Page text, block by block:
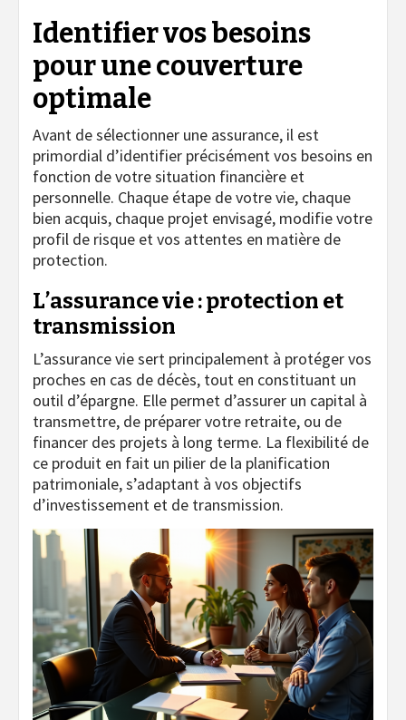
Identifier vos besoins
pour une couverture
optimale
Avant de sélectionner une assurance, il est
primordial d’identifier précisément vos besoins en
fonction de votre situation financière et
personnelle. Chaque étape de votre vie, chaque
bien acquis, chaque projet envisagé, modifie votre
profil de risque et vos attentes en matière de
protection.
L’assurance vie : protection et
transmission
L’assurance vie sert principalement à protéger vos
proches en cas de décès, tout en constituant un
outil d’épargne. Elle permet d’assurer un capital à
transmettre, de préparer votre retraite, ou de
financer des projets à long terme. La flexibilité de
ce produit en fait un pilier de la planification
patrimoniale, s’adaptant à vos objectifs
d’investissement et de transmission.